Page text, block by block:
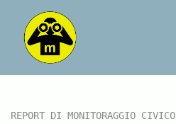
REPORT DI MONITORAGGIO CIVICO